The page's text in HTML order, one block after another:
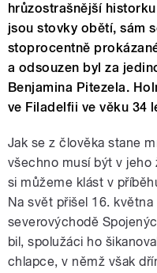
hrůzostrašnější
jsou stovky obětí, sám
stoprocentně
a odsouzen byl za
Benjamina Pitezela.
ve Filadelfii ve věku 34
Jak se z člověka stane
všechno musí být v jeho
si můžeme klást v
Na svět přišel 16.
severovýchodě
bil, spolužáci ho
chlapce, v němž však